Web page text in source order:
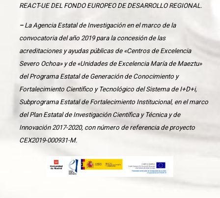
REACT-UE DEL FONDO EUROPEO DE DESARROLLO REGIONAL.
–La Agencia Estatal de Investigación en el marco de la
convocatoria del año 2019 para la concesión de las
acreditaciones y ayudas públicas de «Centros de Excelencia
Severo Ochoa» y de «Unidades de Excelencia María de Maeztu»
del Programa Estatal de Generación de Conocimiento y
Fortalecimiento Científico y Tecnológico del Sistema de I+D+i,
Subprograma Estatal de Fortalecimiento Institucional, en el marco
del Plan Estatal de Investigación Científica y Técnica y de
Innovación 2017-2020, con número de referencia de proyecto
CEX2019-000931-M.